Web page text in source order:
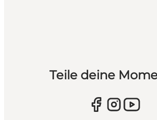
Teile deine